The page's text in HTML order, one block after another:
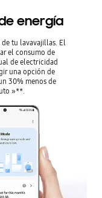
energía
tu lavavajillas. El
el consumo de
de electricidad
una opción de
30% menos de
»**.